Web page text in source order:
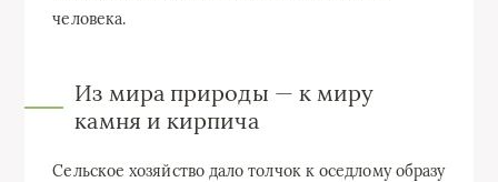
человека.
Из мира природы — к миру
камня и кирпича
Сельское хозяйство дало толчок к оседлому образу